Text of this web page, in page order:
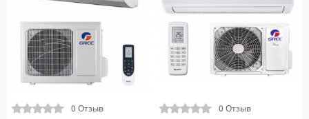
0 Отзыв 0 Отзыв